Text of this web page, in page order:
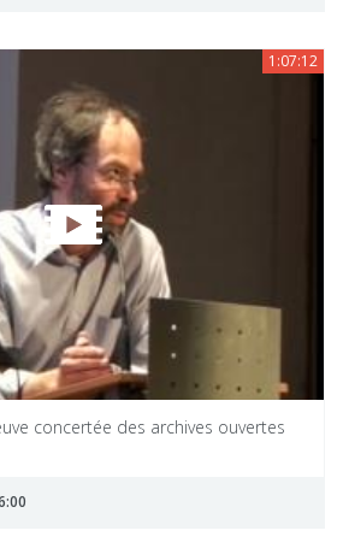
1:07:12
concertée des archives ouvertes